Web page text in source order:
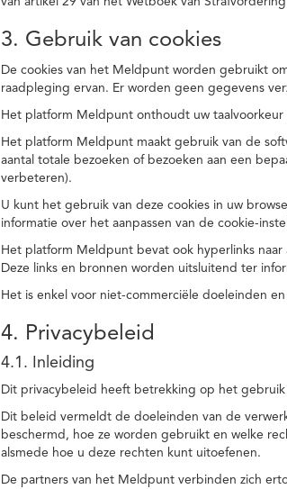
3. Gebruik van cookies
De cookies van het Meldpunt worden gebruikt
raadpleging ervan. Er worden geen gegevens
Het platform Meldpunt onthoudt uw
Het platform Meldpunt maakt gebruik van de
aantal totale bezoeken of bezoeken aan een
verbeteren).
U kunt het gebruik van deze cookies in uw
informatie over het aanpassen van de cookie-
Het platform Meldpunt bevat ook hyperlinks
Deze links en bronnen worden uitsluitend ter
Het is enkel voor niet-commerciële doeleinden
4. Privacybeleid
4.1. Inleiding
Dit privacybeleid heeft betrekking op het
Dit beleid vermeldt de doeleinden van de
beschermd, hoe ze worden gebruikt en welke
alsmede hoe u deze rechten kunt uitoefenen.
De partners van het Meldpunt verbinden zich